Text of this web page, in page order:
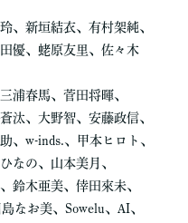
、新垣結衣、有村架純、
優、蛯原友里、佐々木
浦春馬、菅田将暉、
汰、大野智、安藤政信、
、w-inds.、甲本ヒロト、
なの、山本美月、
鈴木亜美、倖田來未、
なお美、Sowelu、AI、